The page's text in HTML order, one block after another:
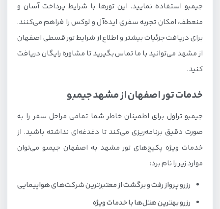
جیمبو استفاده نمایید. این تورها با شرایط پرداخت آسان و
منعطف، امکان تجربه سفری ایده‌آل و لوکس را فراهم می‌کنند.
برای دریافت جزئیات بیشتر و اطلاع از شرایط تور قسطی اصفهان
از مشهد می‌توانید با ما تماس بگیرید تا مشاوره رایگان دریافت
کنید.
خدمات تور اصفهان از مشهد جیمبو
جیمبو تراول برای اطمینان خاطر شما تمامی مراحل سفر را به
صورت دقیق برنامه‌ریزی می‌کند تا دغدغه‌ای نداشته باشید. از
خدمات ویژه پکیج‌های تور مشهد به اصفهان جیمبو می‌توان
موارد زیر را نام برد:
رزرو پرواز رفت و برگشت از معتبرترین شرکت‌های هواپیمایی
رزرو بهترین هتل‌ها با خدمات ویژه